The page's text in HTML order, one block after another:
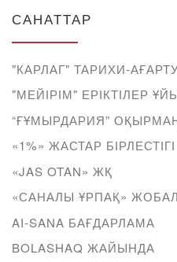
САНАТТАР
"КАРЛАГ" ТАРИХИ-
"МЕЙІРІМ" ЕРІКТІЛЕР
“ҒҰМЫРДАРИЯ”
«1%» ЖАСТАР БІРЛЕСТІГІ
«JAS OTAN» ЖҚ
«САНАЛЫ ҰРПАҚ»
AI-SANA БАҒДАРЛАМА
BOLASHAQ ЖАЙЫНДА